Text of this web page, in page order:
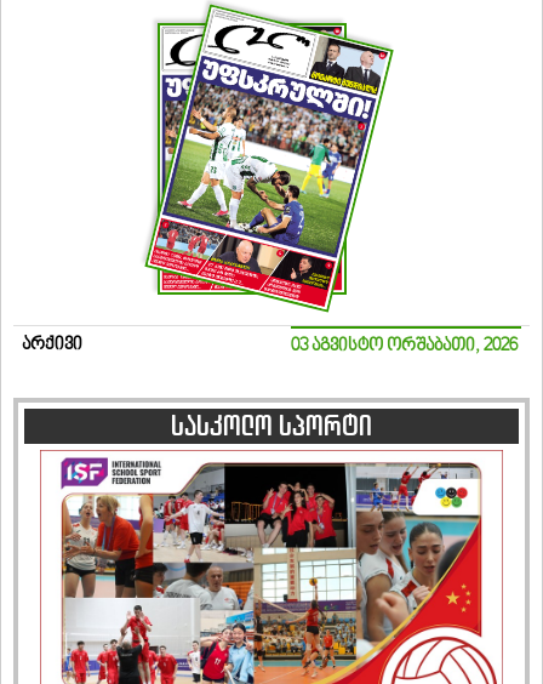
არქივი 03 აგვისტო ორშაბათი, 2026
სასკოლო სპორტი